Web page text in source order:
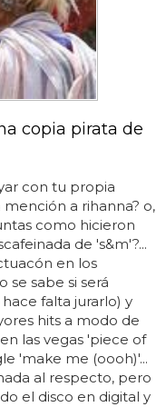
copia pirata de
con tu propia
mención a rihanna? o,
como hicieron
de 's&m'?...
en los
se sabe si será
falta jurarlo) y
hits a modo de
las vegas 'piece of
'make me (oooh)'...
al respecto, pero
el disco en digital y